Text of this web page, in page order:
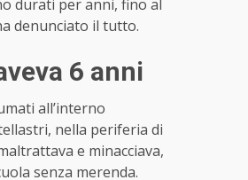
durati per anni, fino al
denunciato il tutto.
6 anni
all’interno
nella periferia di
e minacciava,
senza merenda.